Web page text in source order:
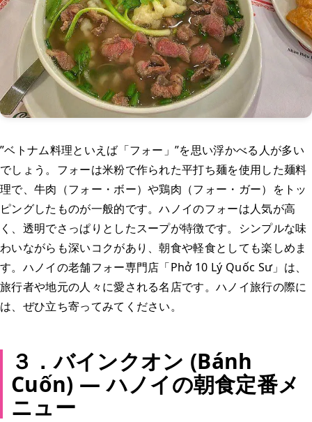
”ベトナム料理といえば「フォー」”を思い浮かべる人が多い
でしょう。フォーは米粉で作られた平打ち麺を使用した麺料
理で、牛肉（フォー・ボー）や鶏肉（フォー・ガー）をトッ
ピングしたものが一般的です。ハノイのフォーは人気が高
く、透明でさっぱりとしたスープが特徴です。シンプルな味
わいながらも深いコクがあり、朝食や軽食としても楽しめま
す。ハノイの老舗フォー専門店「Phở 10 Lý Quốc Sư」は、
旅行者や地元の人々に愛される名店です。ハノイ旅行の際に
は、ぜひ立ち寄ってみてください。
３．バインクオン (Bánh
Cuốn) — ハノイの朝食定番メ
ニュー